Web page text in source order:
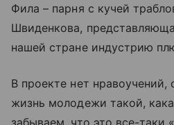
Фила – парня с кучей
Швиденкова,
нашей стране индустрию
В проекте нет нравоучений,
жизнь молодежи такой,
забываем, что это все-таки